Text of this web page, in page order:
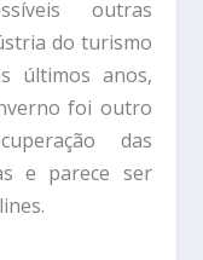
outras
do turismo
últimos anos,
foi outro
das
e parece ser